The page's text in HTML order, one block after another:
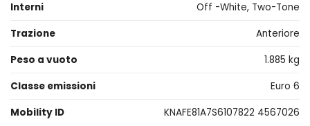
Interni
Off -White, Two-Tone
Trazione
Anteriore
Peso a vuoto
1.885 kg
Classe emissioni
Euro 6
Mobility ID
KNAFE81A7S6107822 4567026